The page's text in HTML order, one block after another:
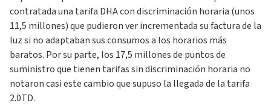
contratada una tarifa DHA con discriminación horaria (unos
11,5 millones) que pudieron ver incrementada su factura de la
luz si no adaptaban sus consumos a los horarios más
baratos. Por su parte, los 17,5 millones de puntos de
suministro que tienen tarifas sin discriminación horaria no
notaron casi este cambio que supuso la llegada de la tarifa
2.0TD.